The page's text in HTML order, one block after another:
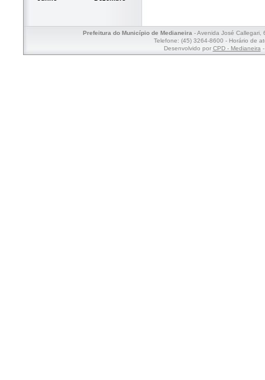
Prefeitura do Município de Medianeira- Avenida José Callegari,
Telefone: (45) 3264-8600 - Horário de
Desenvolvido por CPD - Medianeira-